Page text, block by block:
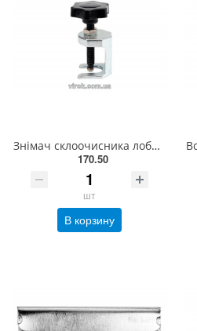
Знімач склоочисника лобового скла YATO [20/120] YT-0846
170.50
шт
В корзину